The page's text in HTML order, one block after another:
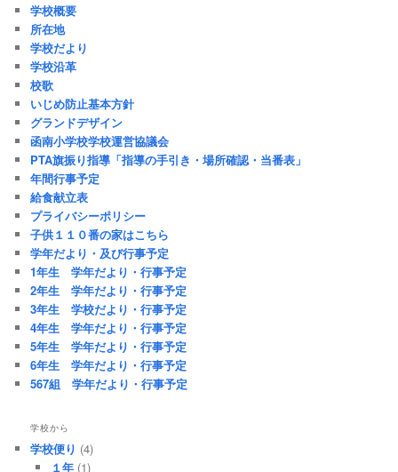
学校概要
所在地
学校だより
学校沿革
校歌
いじめ防止基本方針
グランドデザイン
函南小学校学校運営協議会
PTA旗振り指導「指導の手引き・場所確認・当番表」
年間行事予定
給食献立表
プライバシーポリシー
子供１１０番の家はこちら
学年だより・及び行事予定
1年生 学年だより・行事予定
2年生 学年だより・行事予定
3年生 学校だより・行事予定
4年生 学年だより・行事予定
5年生 学年だより・行事予定
6年生 学年だより・行事予定
567組 学年だより・行事予定
学校から
学校便り (4)
１年(1)